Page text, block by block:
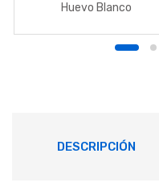
Huevo Blanco
DESCRIPCIÓN